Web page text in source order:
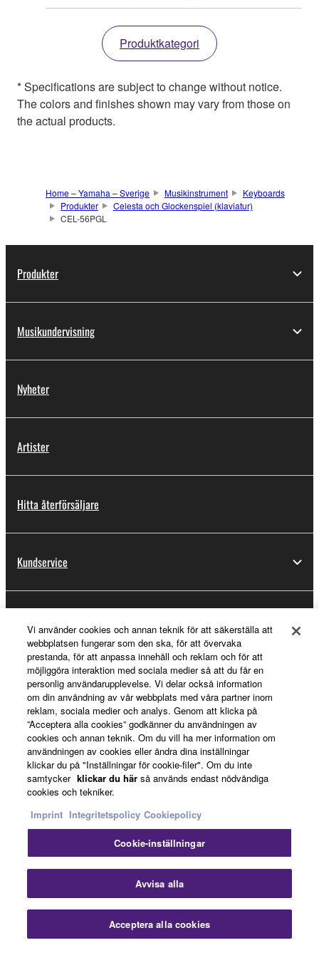
Produktkategori
* Specifications are subject to change without notice.
The colors and finishes shown may vary from those on
the actual products.
Home – Yamaha – Sverige Musikinstrument
Keyboards
Produkter
Celesta och Glockenspiel (klaviatur)
CEL-56PGL
Produkter
Musikundervisning
Nyheter
Artister
Hitta återförsäljare
Kundservice
Om Yamaha
Sverige - Swedish
Business
Kontakta ossVillkorIntegritetspolicyCookiepolicyImprint
© Yamaha Corporation.
Vi använder cookies och annan teknik för att säkerställa att
webbplatsen fungerar som den ska, för att övervaka
prestanda, för att anpassa innehåll och reklam och för att
möjliggöra interaktion med sociala medier så att du får en
personlig användarupplevelse. Vi delar också information
om din användning av vår webbplats med våra partner inom
reklam, sociala medier och analys. Genom att klicka på
”Acceptera alla cookies” godkänner du användningen av
cookies och annan teknik. Om du vill ha mer information om
användningen av cookies eller ändra dina inställningar
klickar du på "Inställningar för cookie-filer". Om du inte
samtycker klickar du här så används endast nödvändiga
cookies och tekniker.
Imprint Integritetspolicy Cookiepolicy
Cookie-inställningar
Avvisa alla
Acceptera alla cookies